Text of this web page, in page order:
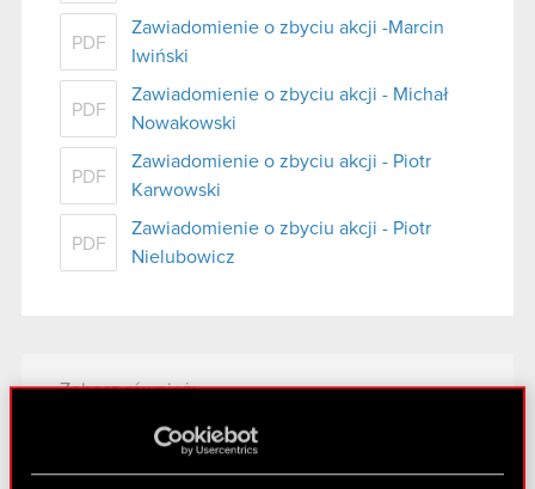
PDF
Zawiadomienie o zbyciu akcji -Marcin
Iwiński
PDF
Zawiadomienie o zbyciu akcji - Michał
Nowakowski
PDF
Zawiadomienie o zbyciu akcji - Piotr
Karwowski
PDF
Zawiadomienie o zbyciu akcji - Piotr
Nielubowicz
Zobacz również:
Centrum wyników
Strategia